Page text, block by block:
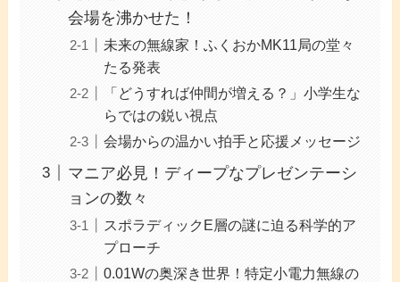
会場を沸かせた！
未来の無線家！ふくおかMK11局の堂々
たる発表
「どうすれば仲間が増える？」小学生な
らではの鋭い視点
会場からの温かい拍手と応援メッセージ
マニア必見！ディープなプレゼンテーシ
ョンの数々
スポラディックE層の謎に迫る科学的ア
プローチ
0.01Wの奥深き世界！特定小電力無線の